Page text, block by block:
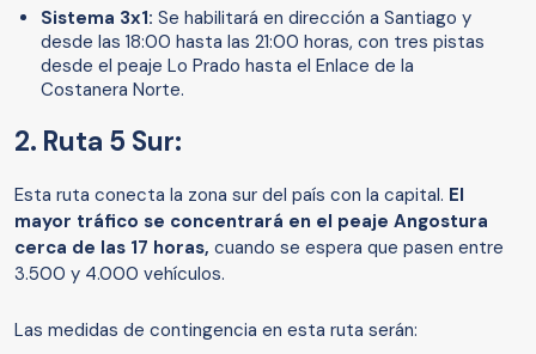
Sistema 3x1: Se habilitará en dirección a Santiago y
desde las 18:00 hasta las 21:00 horas, con tres pistas
desde el peaje Lo Prado hasta el Enlace de la
Costanera Norte.
2. Ruta 5 Sur:
Esta ruta conecta la zona sur del país con la capital. El
mayor tráfico se concentrará en el peaje Angostura
cerca de las 17 horas, cuando se espera que pasen entre
3.500 y 4.000 vehículos.
Las medidas de contingencia en esta ruta serán: